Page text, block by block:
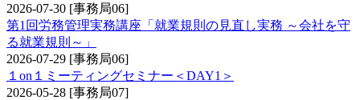
2026-07-30 [事務局06]
第1回労務管理実務講座「就業規則の見直し実務 ～会社を守
る就業規則～」
2026-07-29 [事務局06]
１on１ミーティングセミナー＜DAY1＞
2026-05-28 [事務局07]